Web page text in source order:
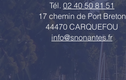
Tél.02 40 50 81 51
17 chemin de Port Breton
44470 CARQUEFOU
info@snonantes.fr